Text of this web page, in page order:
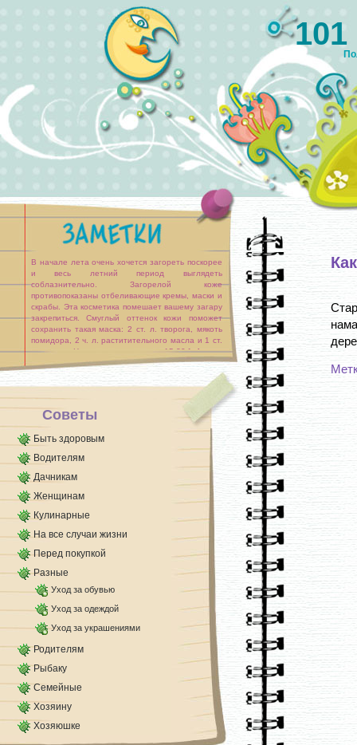
В начале лета очень хочется загореть поскорее
и весь летний период выглядеть
соблазнительно. Загорелой коже
противопоказаны отбеливающие кремы, маски и
скрабы. Эта косметика помешает вашему загару
закрепиться. Смуглый оттенок кожи поможет
сохранить такая маска: 2 ст. л. творога, мякоть
помидора, 2 ч. л. раститительного масла и 1 ст.
л. молока. Нанесите эту смесь на 15-20 [...]
Советы
Быть здоровым
Водителям
Дачникам
Женщинам
Кулинарные
На все случаи жизни
Перед покупкой
Разные
Уход за обувью
Уход за одеждой
Уход за украшениями
Родителям
Рыбаку
Семейные
Хозяину
Хозяюшке